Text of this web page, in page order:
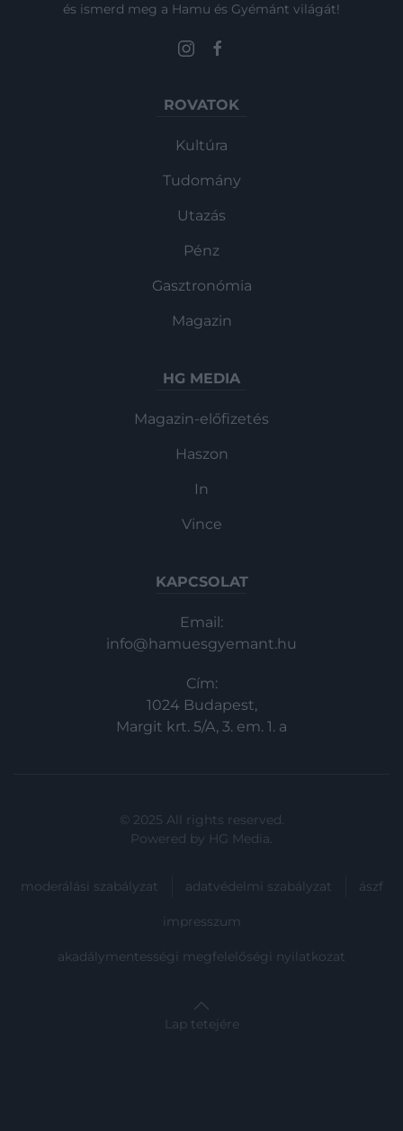
és ismerd meg a Hamu és Gyémánt világát!
ROVATOK
Kultúra
Tudomány
Utazás
Pénz
Gasztronómia
Magazin
HG MEDIA
Magazin-előfizetés
Haszon
In
Vince
KAPCSOLAT
Email:
info@hamuesgyemant.hu
Cím:
1024 Budapest,
Margit krt. 5/A, 3. em. 1. a
© 2025 All rights reserved.
Powered by HG Media.
moderálási szabályzat adatvédelmi szabályzat ászf
impresszum
akadálymentességi megfelelőségi nyilatkozat
Lap tetejére